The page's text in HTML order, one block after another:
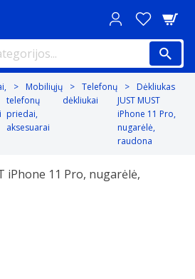
Mobiliųjų
telefonų
priedai,
aksesuarai
Telefonų
dėkliukai
Dėkliukas
JUST MUST
iPhone 11 Pro,
nugarėlė,
raudona
iPhone 11 Pro, nugarėlė,